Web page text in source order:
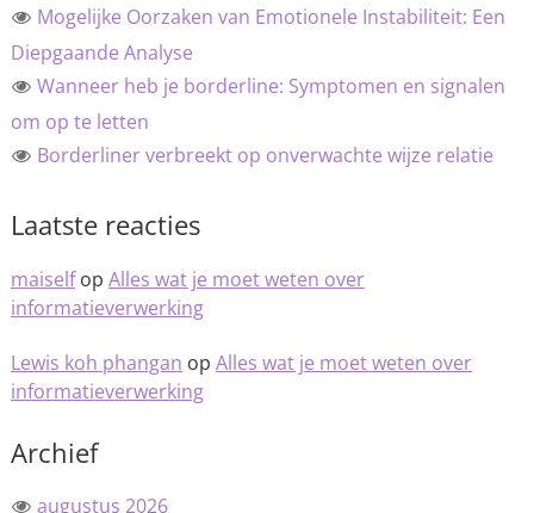
Mogelijke Oorzaken van Emotionele Instabiliteit: Een
Diepgaande Analyse
Wanneer heb je borderline: Symptomen en signalen
om op te letten
Borderliner verbreekt op onverwachte wijze relatie
Laatste reacties
maiselfop Alles wat je moet weten over
informatieverwerking
Lewis koh phangan op Alles wat je moet weten over
informatieverwerking
Archief
augustus 2026